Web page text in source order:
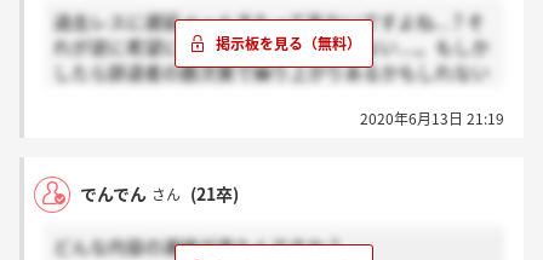
過去レスに遅延メールきたって年ないですよね...？そ
れが逆に希望になってるのほんと良くない....。もしか
したら辞退者の数次第で繰り上がりあるかもしれない
2020年6月13日 21:19
でんでん さん (21卒)
どんな内容の連絡が来たんですか？